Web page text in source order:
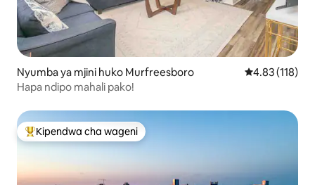
Nyumba ya mjini huko Murfreesboro Ukadiriaji wa
4.83 (118)
Hapa ndipo mahali pako!
Kipendwa maarufu cha wageni
Kipendwa cha wageni